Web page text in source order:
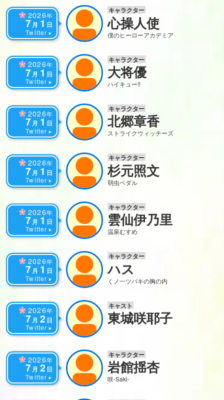
2026年
7月 1 日
Twitter
キャラクター
心操人使
僕のヒーローアカデミア
2026年
7月 1 日
Twitter
キャラクター
大将優
ハイキュー!!
2026年
7月 1 日
Twitter
キャラクター
北郷章香
ストライクウィッチーズ
2026年
7月 1 日
Twitter
キャラクター
杉元照文
弱虫ペダル
2026年
7月 1 日
Twitter
キャラクター
雲仙伊乃里
温泉むすめ
2026年
7月 1 日
Twitter
キャラクター
ハス
くノ一ツバキの胸の内
2026年
7月 2 日
Twitter
キャスト
東城咲耶子
2026年
7月 2 日
Twitter
キャラクター
岩館揺杏
咲-Saki-